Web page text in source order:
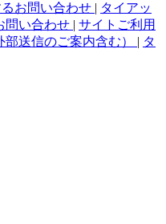
お問い合わせ | タイアッ
問い合わせ | サイトご利用
送信のご案内含む） | タ